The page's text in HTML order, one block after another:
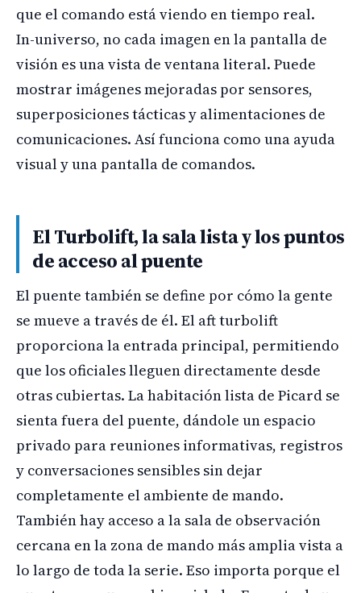
que el comando está viendo en tiempo real.
In-universo, no cada imagen en la pantalla de
visión es una vista de ventana literal. Puede
mostrar imágenes mejoradas por sensores,
superposiciones tácticas y alimentaciones de
comunicaciones. Así funciona como una ayuda
visual y una pantalla de comandos.
El Turbolift, la sala lista y los puntos
de acceso al puente
El puente también se define por cómo la gente
se mueve a través de él. El aft turbolift
proporciona la entrada principal, permitiendo
que los oficiales lleguen directamente desde
otras cubiertas. La habitación lista de Picard se
sienta fuera del puente, dándole un espacio
privado para reuniones informativas, registros
y conversaciones sensibles sin dejar
completamente el ambiente de mando.
También hay acceso a la sala de observación
cercana en la zona de mando más amplia vista a
lo largo de toda la serie. Eso importa porque el